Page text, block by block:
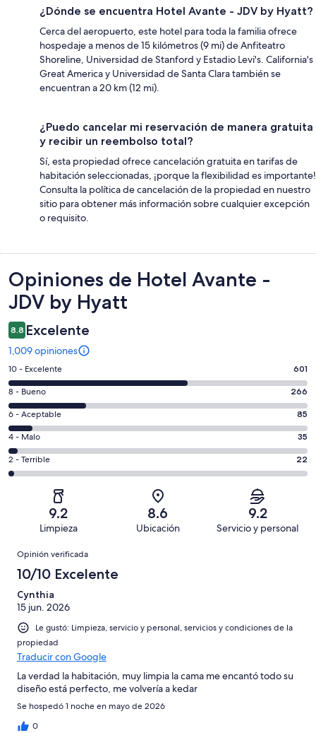
¿Dónde se encuentra Hotel Avante - JDV by Hyatt?
Cerca del aeropuerto, este hotel para toda la familia ofrece
hospedaje a menos de 15 kilómetros (9 mi) de Anfiteatro
Shoreline, Universidad de Stanford y Estadio Levi's. California's
Great America y Universidad de Santa Clara también se
encuentran a 20 km (12 mi).
¿Puedo cancelar mi reservación de manera gratuita
y recibir un reembolso total?
Sí, esta propiedad ofrece cancelación gratuita en tarifas de
habitación seleccionadas, ¡porque la flexibilidad es importante!
Consulta la política de cancelación de la propiedad en nuestro
sitio para obtener más información sobre cualquier excepción
o requisito.
Opiniones
Opiniones de Hotel Avante -
JDV by Hyatt
8.8 Excelente
1,009 opiniones
Puntuación
de
10,
es
decir,
Excelente.
Basada
en
opiniones
10 - Excelente 601
Puntuación
de
8,
es
decir,
Bueno.
opiniones
8 - Bueno 266
Puntuación
de
6,
es
decir,
Aceptable.
de
1009
opiniones
6 - Aceptable 85
Puntuación
de
4,
Basada
35
de
opiniones
4 - Malo 35
Puntuación
de
Terrible.
Basada
22
de
1009
opiniones
2 - Terrible 22
9.2
Limpieza
8.6
Ubicación
9.2
Servicio y personal
Opiniones
Opinión verificada
10/10 Excelente
Cynthia
15 jun. 2026
Le gustó: Limpieza, servicio y personal, servicios y condiciones de la
propiedad
Traducir con Google
La verdad la habitación, muy limpia la cama me encantó todo su
diseño está perfecto, me volvería a kedar
Se hospedó 1 noche en mayo de 2026
0